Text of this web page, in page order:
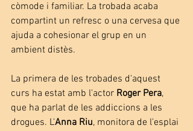
còmode i familiar. La trobada acaba
compartint un refresc o una cervesa que
ajuda a cohesionar el grup en un
ambient distès.
La primera de les trobades d'aquest
curs ha estat amb l'actor Roger Pera,
que ha parlat de les addiccions a les
drogues. L'Anna Riu, monitora de l'esplai